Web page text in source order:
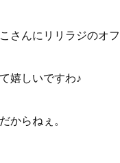
さんにリリラジのオ
嬉しいですわ♪
からねぇ。